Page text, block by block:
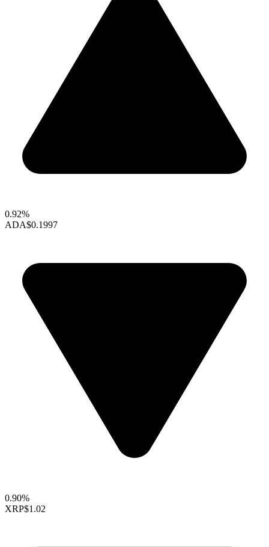
0.92%
ADA$0.1997
0.90%
XRP$1.02